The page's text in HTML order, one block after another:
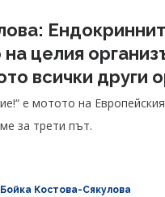
целия
всички други
е мотото на
за трети път.
Костова-Сякулова